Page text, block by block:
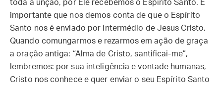
toda a unção, por Ele recebemos o Espírito Santo. É
importante que nos demos conta de que o Espírito
Santo nos é enviado por intermédio de Jesus Cristo.
Quando comungarmos e rezarmos em ação de graça
a oração antiga: “Alma de Cristo, santificai-me”,
lembremos: por sua inteligência e vontade humanas,
Cristo nos conhece e quer enviar o seu Espírito Santo